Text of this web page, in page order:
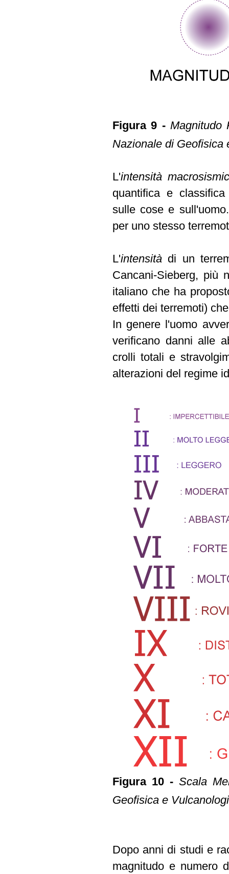
Figura 9 - Magnitudo
Nazionale di Geofisica
L'intensità
quantifica e
sulle cose e
per uno stesso
L'intensità di un
Cancani-Sieberg, più
italiano che ha
effetti dei terremoti)
In genere l'uomo
verificano danni alle
crolli totali e
alterazioni del regime
Figura 10 - Scala
Geofisica e
Dopo anni di studi e
magnitudo e numero